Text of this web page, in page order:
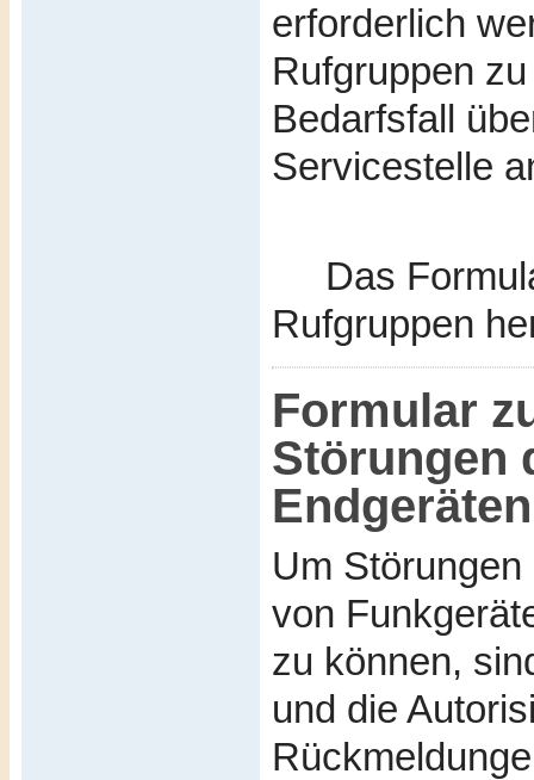
erforderlich
Rufgruppen
Bedarfsfall
Servicestelle
Das
Rufgruppen
Formular
Störungen
Um
von
zu können,
und die